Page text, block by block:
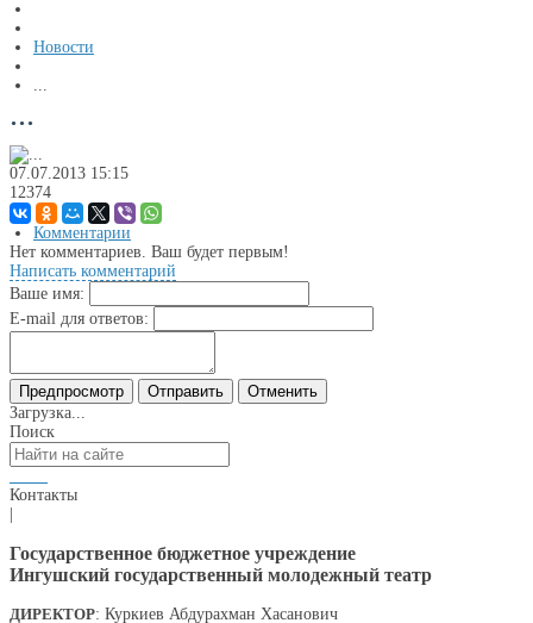
Новости
...
...
07.07.2013 15:15
12374
Комментарии
Нет комментариев. Ваш будет первым!
Написать комментарий
Ваше имя:
E-mail для ответов:
Загрузка...
Поиск
Контакты
Государственное бюджетное учреждение
Ингушский государственный молодежный театр
ДИРЕКТОР: Куркиев Абдурахман Хасанович